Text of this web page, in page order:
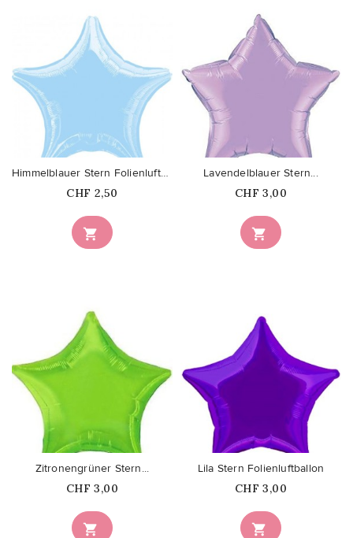

Himmelblauer Stern Folienluftballon
Price
CHF 2,50

Lavendelblauer Stern...
Price
CHF 3,00

Zitronengrüner Stern...
Price
CHF 3,00

Lila Stern Folienluftballon
Price
CHF 3,00